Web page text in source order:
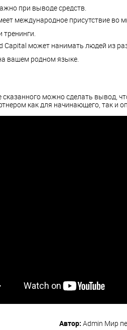
при выводе средств.
международное присутствие во
Capital может нанимать людей из
вашем родном языке.
можно сделать вывод,
как для начинающего, так и
Автор: Admin Мир